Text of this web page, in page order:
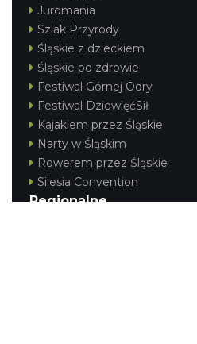
Juromania
Szlak Przyrody
Śląskie z dzieckiem
Śląskie po zdrowie
Festiwal Górnej Odry
Festiwal DziewięćSił
Kajakiem przez Śląskie
Narty w Śląskim
Rowerem przez Śląskie
Silesia Convention
Regionalne